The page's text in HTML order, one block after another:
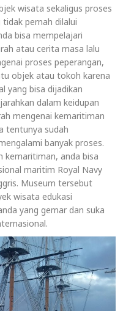
wisata sekaligus proses
pernah dilalui
bisa mempelajari
atau cerita masa lalu
proses peperangan,
objek atau tokoh karena
yang bisa dijadikan
dalam keidupan
mengenai kemaritiman
tentunya sudah
banyak proses.
kemaritiman, anda bisa
maritim Royal Navy
Museum tersebut
wisata edukasi
yang gemar dan suka